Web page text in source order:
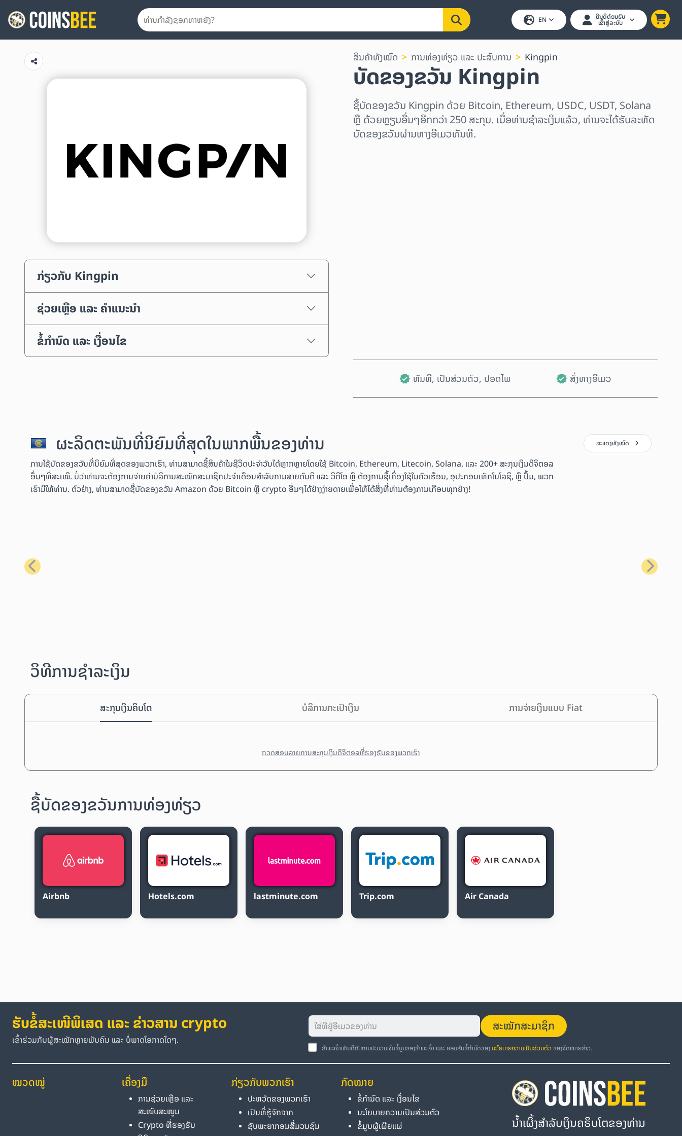
EN ຍິນດີຕ້ອນຮັບ
ເຂົ້າສູ່ລະບົບ
ກ່ຽວກັບ Kingpin
ຊ່ວຍເຫຼືອ ແລະ ຄຳແນະນຳ
ຂໍ້ກຳນົດ ແລະ ເງື່ອນໄຂ
ສິນຄ້າທັງໝົດ ການທ່ອງທ່ຽວ ແລະ ປະສົບການ Kingpin
ບັດຂອງຂວັນ Kingpin
ຊື້ບັດຂອງຂວັນ Kingpin ດ້ວຍ Bitcoin, Ethereum, USDC, USDT, Solana
ຫຼື ດ້ວຍຫຼຽນອື່ນໆອີກກວ່າ 250 ສະກຸນ. ເມື່ອທ່ານຊຳລະເງິນແລ້ວ, ທ່ານຈະໄດ້ຮັບລະຫັດ
ບັດຂອງຂວັນຜ່ານທາງອີເມວທັນທີ.
ທັນທີ, ເປັນສ່ວນຕົວ, ປອດໄພ ສົ່ງທາງອີເມວ
ຜະລິດຕະພັນທີ່ນິຍົມທີ່ສຸດໃນພາກພື້ນຂອງທ່ານ
ການໃຊ້ບັດຂອງຂວັນທີ່ນິຍົມທີ່ສຸດຂອງພວກເຮົາ, ທ່ານສາມາດຊື້ສິນຄ້າໃນຊີວິດປະຈຳວັນໄດ້ຫຼາກຫຼາຍໂດຍໃຊ້ Bitcoin, Ethereum, Litecoin, Solana, ແລະ 200+ ສະກຸນເງິນດິຈິຕອລ
ອື່ນໆທີ່ສະເໜີ. ບໍ່ວ່າທ່ານຈະຕ້ອງການຈ່າຍຄ່າບໍລິການສະໝັກສະມາຊິກປະຈຳເດືອນສຳລັບການສາຍດົນຕີ ແລະ ວິດີໂອ ຫຼື ຕ້ອງການຊື້ເຄື່ອງໃຊ້ໃນຄົວເຮືອນ, ອຸປະກອນເທັກໂນໂລຊີ, ຫຼື ປຶ້ມ, ພວກ
ເຮົາມີໃຫ້ທ່ານ. ຕົວຢ່າງ, ທ່ານສາມາດຊື້ບັດຂອງຂວັນ Amazon ດ້ວຍ Bitcoin ຫຼື crypto ອື່ນໆໄດ້ຢ່າງງ່າຍດາຍເພື່ອໃຫ້ໄດ້ສິ່ງທີ່ທ່ານຕ້ອງການເກືອບທຸກຢ່າງ!
ສະແດງທັງໝົດ
ກ່ອນໜ້າ ຕໍ່ໄປ
ວິທີການຊຳລະເງິນ
ສະກຸນເງິນຄິບໂຕ ບໍລິການກະເປົາເງິນ ການຈ່າຍເງິນແບບ Fiat
ກວດສອບລາຍການສະກຸນເງິນດິຈິຕອລທີ່ຮອງຮັບຂອງພວກເຮົາ
ຊື້ບັດຂອງຂວັນການທ່ອງທ່ຽວ
Airbnb Hotels.com lastminute.com Trip.com Air Canada
ຮັບຂໍ້ສະເໜີພິເສດ ແລະ ຂ່າວສານ crypto
ເຂົ້າຮ່ວມກັບຜູ້ສະໝັກຫຼາຍພັນຄົນ ແລະ ບໍ່ພາດໂອກາດໃດໆ.
ສະໝັກສະມາຊິກ
ຂ້າພະເຈົ້າເຫັນດີກັບການປະມວນຜົນຂໍ້ມູນຂອງຂ້າພະເຈົ້າ ແລະ ຍອມຮັບຂໍ້ກຳນົດຂອງນະໂຍບາຍຄວາມເປັນສ່ວນຕົວຂອງຈົດໝາຍຂ່າວ.
ໝວດໝູ່ ເຄື່ອງມື
ການຊ່ວຍເຫຼືອ ແລະ
ສະໜັບສະໜູນ
Crypto ທີ່ຮອງຮັບ
ກ່ຽວກັບພວກເຮົາ
ປະຫວັດຂອງພວກເຮົາ
ເປັນທີ່ຮູ້ຈັກຈາກ
ຊັບພະຍາກອນສື່ມວນຊົນ
ກົດໝາຍ
ຂໍ້ກຳນົດ ແລະ ເງື່ອນໄຂ
ນະໂຍບາຍຄວາມເປັນສ່ວນຕົວ
ຂໍ້ມູນຜູ້ເຜີຍແຜ່
ນໍ້າເຜິ້ງສຳລັບເງິນຄຣິບໂຕຂອງທ່ານ